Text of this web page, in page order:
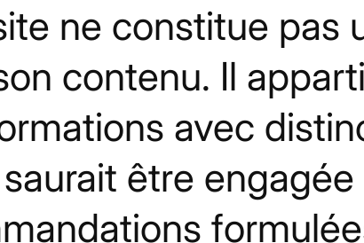
ne constitue pas
contenu. Il
avec
être